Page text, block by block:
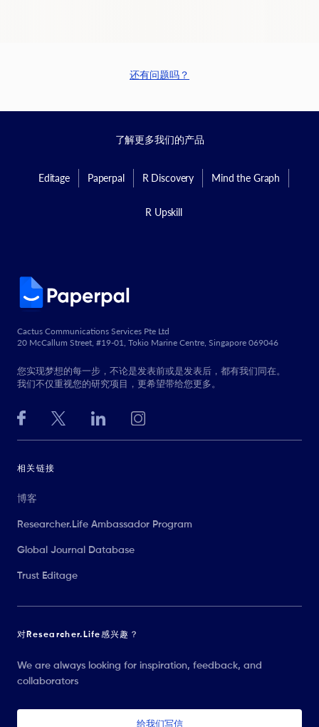
还有问题吗？
了解更多我们的产品
Editage Paperpal R Discovery Mind the Graph
R Upskill
Cactus Communications Services Pte Ltd
20 McCallum Street, #19-01, Tokio Marine Centre, Singapore 069046
您实现梦想的每一步，不论是发表前或是发表后，都有我们同在。
我们不仅重视您的研究项目，更希望带给您更多。
相关链接
博客
Researcher.Life Ambassador Program
Global Journal Database
Trust Editage
对Researcher.Life感兴趣？
We are always looking for inspiration, feedback, and
collaborators
给我们写信